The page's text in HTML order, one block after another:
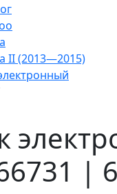
II (2013—2015)
|